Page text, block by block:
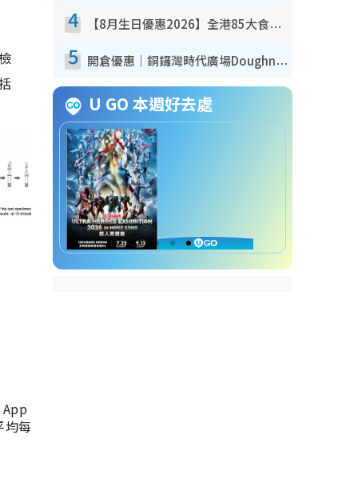
均每
4 【8月生日優惠2026】全港85大食買玩著數攻略 自助餐/火鍋放題同行免費＋誠品/DONKI送現金券
5 開倉優惠｜銅鑼灣時代廣場Doughnut/Campo Marzio開倉低至1折！背囊、書包、手袋劈價$200起
U GO 本週好去處